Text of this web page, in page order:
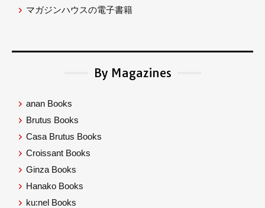
マガジンハウスの電子書籍
By Magazines
anan Books
Brutus Books
Casa Brutus Books
Croissant Books
Ginza Books
Hanako Books
ku:nel Books